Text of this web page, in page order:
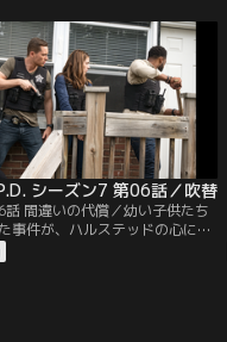
だけ、ボイトの関与をうかがわ
なる。一方、保釈されたルゼッ
踪したアントニオを捜す。
シーズン7 第06話／吹替
話 間違いの代償／幼い子供たち
事件が、ハルステッドの心に大
及ぼす。クロフォード本部長代
者を割り出す新しいソフトウェ